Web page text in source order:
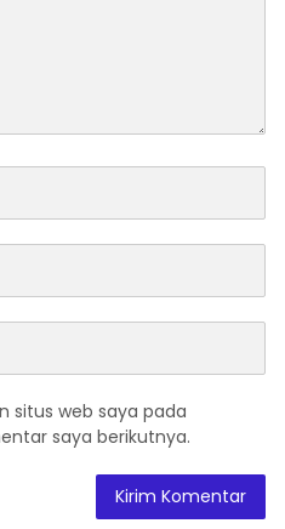
situs web saya pada
saya berikutnya.